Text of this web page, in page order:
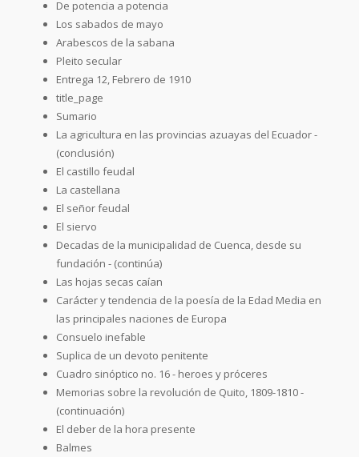
De potencia a potencia
Los sabados de mayo
Arabescos de la sabana
Pleito secular
Entrega 12, Febrero de 1910
title_page
Sumario
La agricultura en las provincias azuayas del Ecuador -
(conclusión)
El castillo feudal
La castellana
El señor feudal
El siervo
Decadas de la municipalidad de Cuenca, desde su
fundación - (continúa)
Las hojas secas caían
Carácter y tendencia de la poesía de la Edad Media en
las principales naciones de Europa
Consuelo inefable
Suplica de un devoto penitente
Cuadro sinóptico no. 16 - heroes y próceres
Memorias sobre la revolución de Quito, 1809-1810 -
(continuación)
El deber de la hora presente
Balmes